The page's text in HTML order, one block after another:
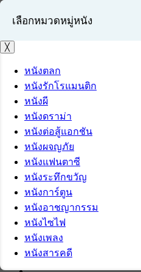
เข้าสู่ระบบ
สมัครสมาชิก
เลือกหมวดหมู่หนัง
╳
หนังตลก
หนังรักโรแมนติก
หนังผี
หนังดราม่า
หนังต่อสู้แอกชัน
หนังผจญภัย
หนังแฟนตาซี
หนังระทึกขวัญ
หนังการ์ตูน
หนังอาชญากรรม
หนังไซไฟ
หนังเพลง
หนังสารคดี